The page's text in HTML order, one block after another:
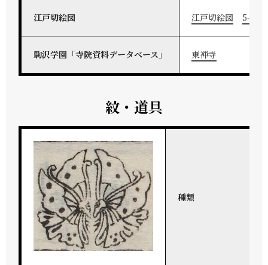
江戸切絵図 江戸切絵図 5-153
駒沢学園「寺院資料データベース」 東禅寺
紋・道具
種類